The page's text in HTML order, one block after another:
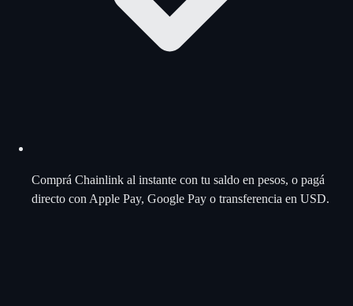
Comprá Chainlink al instante con tu saldo en pesos, o pagá
directo con Apple Pay, Google Pay o transferencia en USD.